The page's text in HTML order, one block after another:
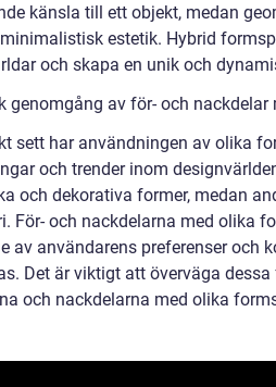
känsla till ett objekt, medan
estetik. Hybrid
och skapa en unik och
genomgång av för- och
sett har användningen av olika
och trender inom
och dekorativa former, medan
För- och nackdelarna med olika
av användarens preferenser och
Det är viktigt att överväga
och nackdelarna med olika